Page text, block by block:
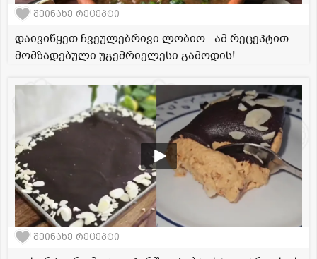
შეინახე რეცეპტი
დაივიწყეთ ჩვეულებრივი ლობიო - ამ რეცეპტით
მომზადებული უგემრიელესი გამოდის!
შეინახე რეცეპტი